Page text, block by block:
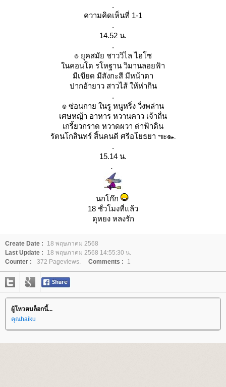
.
ความคิดเห็นที่ 1-1
.
14.52 น.
.
๏ ยุคสมัย ชาววิไล ไฮโซ
นคอนโด รโหฐาน วิมานลอยฟ้า
มีเขียด มีสังกะสี มีหน้าตา
ปากอ้ายาว สาวไส้ ให้ห่ากิน
.
๏ ซ่อนกาย ในรู หนูหริ่ง วื่งพล่าน
เศษหญ้า อาหาร หวานคาว เจ้าถื่น
เกรี้ยวกราด หวาดผวา ด่าฟ้าดิน
รัตนโกสินทร์ สิ้นคนดี ศรีอโยธยา ๚ะ๛
.
15.14 น.
.
นกโก๊ก
18 ชั่วโมงที่แล้ว
ดุหยง หลงรัก
Create Date :
18 พฤษภาคม 2568
Last Update :
18 พฤษภาคม 2568 14:55:30 น.
Counter :
372 Pageviews. Comments : 1
ผู้โหวตบล็อกนี้...
คุณhaiku